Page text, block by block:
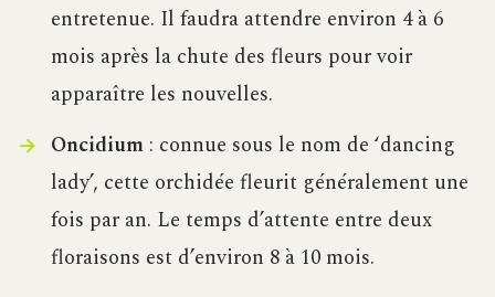
entretenue. Il faudra attendre environ 4 à 6
mois après la chute des fleurs pour voir
apparaître les nouvelles.
Oncidium: connue sous le nom de ‘dancing
lady’, cette orchidée fleurit généralement une
fois par an. Le temps d’attente entre deux
floraisons est d’environ 8 à 10 mois.